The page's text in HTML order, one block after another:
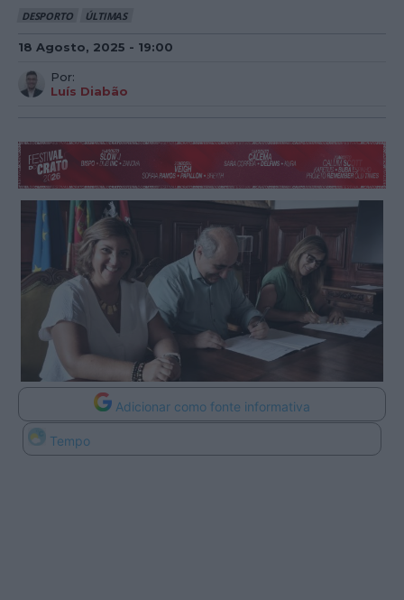
DESPORTO ÚLTIMAS
18 Agosto, 2025 - 19:00
Por:
Luís Diabão
Adicionar como fonte informativa
Tempo